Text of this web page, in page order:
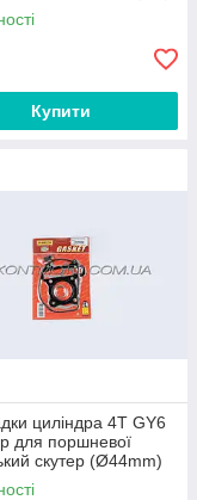
139QMB (mod:C)
Купити
циліндра 4T GY6
для поршневої
скутер (Ø44mm)
SHANGZHI